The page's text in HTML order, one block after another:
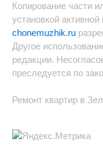
Копирование части
установкой
chonemuzhik.ru
Другое
редакции.
преследуется по
Ремонт квартир в